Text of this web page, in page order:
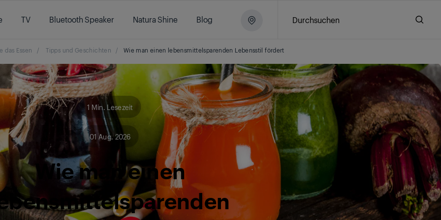
TV Bluetooth Speaker Natura Shine Blog Durchsuchen
das Essen / Tipps und Geschichten / Wie man einen lebensmittelsparenden Lebensstil fördert
1 Min. Lesezeit
01 Aug. 2026
Wie man einen